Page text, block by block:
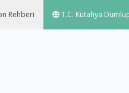
Rehberi T.C. Kütahya